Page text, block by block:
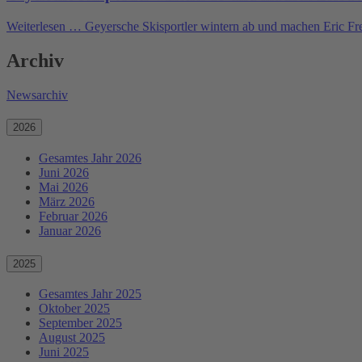
Weiterlesen … Geyersche Skisportler wintern ab und machen Eric
Archiv
Newsarchiv
2026
Gesamtes Jahr 2026
Juni 2026
Mai 2026
März 2026
Februar 2026
Januar 2026
2025
Gesamtes Jahr 2025
Oktober 2025
September 2025
August 2025
Juni 2025